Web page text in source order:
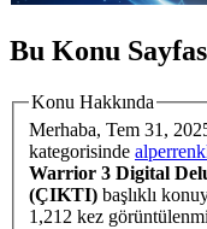
Bu Konu
Konu Hakkında
Merhaba, Tem 31,
kategorisinde
Warrior 3 Digital
(ÇIKTI) başlıklı konuyu